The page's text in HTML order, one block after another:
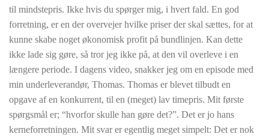
til mindstepris. Ikke hvis du spørger mig, i hvert fald. En god
forretning, er en der overvejer hvilke priser der skal sættes, for at
kunne skabe noget økonomisk profit på bundlinjen. Kan dette
ikke lade sig gøre, så tror jeg ikke på, at den vil overleve i en
længere periode. I dagens video, snakker jeg om en episode med
min underleverandør, Thomas. Thomas er blevet tilbudt en
opgave af en konkurrent, til en (meget) lav timepris. Mit første
spørgsmål er; “hvorfor skulle han gøre det?”. Det er jo hans
kerneforretningen. Mit svar er egentlig meget simpelt: Det er nok